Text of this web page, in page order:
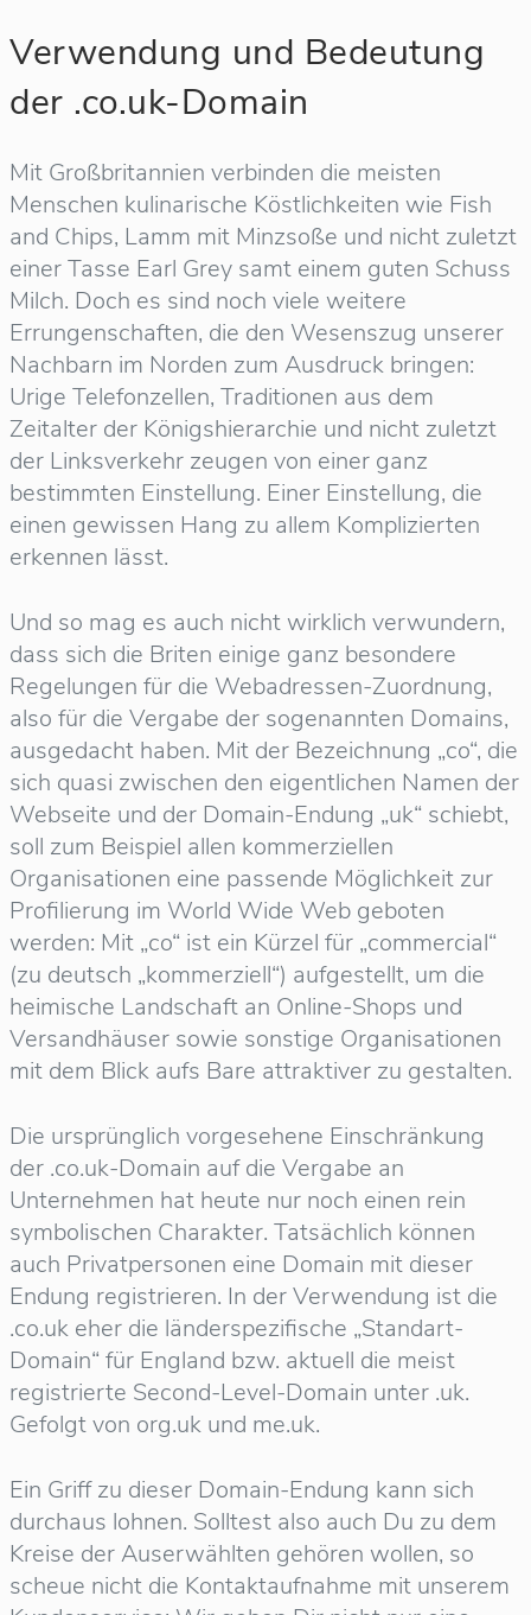
Verwendung und Bedeutung
der .co.uk-Domain
Mit Großbritannien verbinden die meisten
Menschen kulinarische Köstlichkeiten wie Fish
and Chips, Lamm mit Minzsoße und nicht zuletzt
einer Tasse Earl Grey samt einem guten Schuss
Milch. Doch es sind noch viele weitere
Errungenschaften, die den Wesenszug unserer
Nachbarn im Norden zum Ausdruck bringen:
Urige Telefonzellen, Traditionen aus dem
Zeitalter der Königshierarchie und nicht zuletzt
der Linksverkehr zeugen von einer ganz
bestimmten Einstellung. Einer Einstellung, die
einen gewissen Hang zu allem Komplizierten
erkennen lässt.
Und so mag es auch nicht wirklich verwundern,
dass sich die Briten einige ganz besondere
Regelungen für die Webadressen-Zuordnung,
also für die Vergabe der sogenannten Domains,
ausgedacht haben. Mit der Bezeichnung „co“, die
sich quasi zwischen den eigentlichen Namen der
Webseite und der Domain-Endung „uk“ schiebt,
soll zum Beispiel allen kommerziellen
Organisationen eine passende Möglichkeit zur
Profilierung im World Wide Web geboten
werden: Mit „co“ ist ein Kürzel für „commercial“
(zu deutsch „kommerziell“) aufgestellt, um die
heimische Landschaft an Online-Shops und
Versandhäuser sowie sonstige Organisationen
mit dem Blick aufs Bare attraktiver zu gestalten.
Die ursprünglich vorgesehene Einschränkung
der .co.uk-Domain auf die Vergabe an
Unternehmen hat heute nur noch einen rein
symbolischen Charakter. Tatsächlich können
auch Privatpersonen eine Domain mit dieser
Endung registrieren. In der Verwendung ist die
.co.uk eher die länderspezifische „Standart-
Domain“ für England bzw. aktuell die meist
registrierte Second-Level-Domain unter .uk.
Gefolgt von org.uk und me.uk.
Ein Griff zu dieser Domain-Endung kann sich
durchaus lohnen. Solltest also auch Du zu dem
Kreise der Auserwählten gehören wollen, so
scheue nicht die Kontaktaufnahme mit unserem